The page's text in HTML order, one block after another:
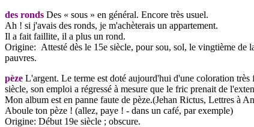
des ronds Des « sous » en général. Encore très usuel.
Ah ! si j'avais des ronds, je m'achèterais un appartement.
Il a fait faillite, il a plus un rond.
Origine: Attesté dès le 15e siècle, pour sou, sol, le vingtième de
pauvres.
pèze L'argent. Le terme est doté aujourd'hui d'une coloration
siècle, son emploi a régressé à mesure que le fric prenait de
Mon album est en panne faute de pèze.(Jehan Rictus, Lettres à
Aboule ton pèze ! (allez, paye ! - dans un café, par exemple)
Origine: Début 19e siècle ; obscure.